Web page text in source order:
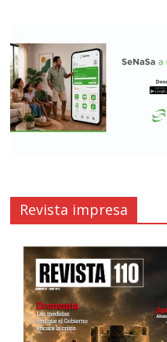
Revista impresa